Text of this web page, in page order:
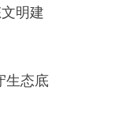
明建
生态底